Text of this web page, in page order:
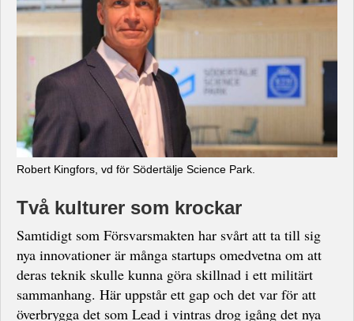
Robert Kingfors, vd för Södertälje Science Park.
Två kulturer som krockar
Samtidigt som Försvarsmakten har svårt att ta till sig
nya innovationer är många startups omedvetna om att
deras teknik skulle kunna göra skillnad i ett militärt
sammanhang. Här uppstår ett gap och det var för att
överbrygga det som Lead i vintras drog igång det nya